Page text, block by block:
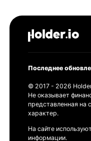
Последнее
© 2017 - 2026
Не оказывает
представленная на
характер.
На сайте
информации.